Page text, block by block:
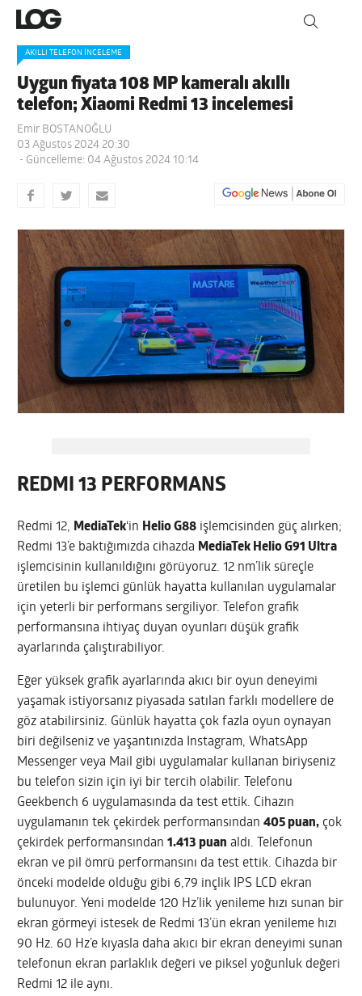
AKILLI TELEFON İNCELEME
Uygun fiyata 108 MP kameralı akıllı
telefon; Xiaomi Redmi 13 incelemesi
Emir BOSTANOĞLU
03 Ağustos 2024 20:30
- Güncelleme: 04 Ağustos 2024 10:14
REDMI 13 PERFORMANS
Redmi 12, MediaTek‘in Helio G88 işlemcisinden güç alırken;
Redmi 13’e baktığımızda cihazda MediaTek Helio G91 Ultra
işlemcisinin kullanıldığını görüyoruz. 12 nm’lik süreçle
üretilen bu işlemci günlük hayatta kullanılan uygulamalar
için yeterli bir performans sergiliyor. Telefon grafik
performansına ihtiyaç duyan oyunları düşük grafik
ayarlarında çalıştırabiliyor.
Eğer yüksek grafik ayarlarında akıcı bir oyun deneyimi
yaşamak istiyorsanız piyasada satılan farklı modellere de
göz atabilirsiniz. Günlük hayatta çok fazla oyun oynayan
biri değilseniz ve yaşantınızda Instagram, WhatsApp
Messenger veya Mail gibi uygulamalar kullanan biriyseniz
bu telefon sizin için iyi bir tercih olabilir. Telefonu
Geekbench 6 uygulamasında da test ettik. Cihazın
uygulamanın tek çekirdek performansından405 puan, çok
çekirdek performansından1.413 puan aldı. Telefonun
ekran ve pil ömrü performansını da test ettik. Cihazda bir
önceki modelde olduğu gibi 6,79 inçlik IPS LCD ekran
bulunuyor. Yeni modelde 120 Hz’lik yenileme hızı sunan bir
ekran görmeyi istesek de Redmi 13’ün ekran yenileme hızı
90 Hz. 60 Hz’e kıyasla daha akıcı bir ekran deneyimi sunan
telefonun ekran parlaklık değeri ve piksel yoğunluk değeri
Redmi 12 ile aynı.